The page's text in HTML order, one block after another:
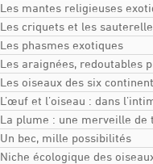
Les mantes religieuses
Les criquets et les
Les phasmes exotiques
Les araignées, redoutables
Les oiseaux des six
L’œuf et l’oiseau : dans
La plume : une merveille de
Un bec, mille possibilités
Niche écologique des